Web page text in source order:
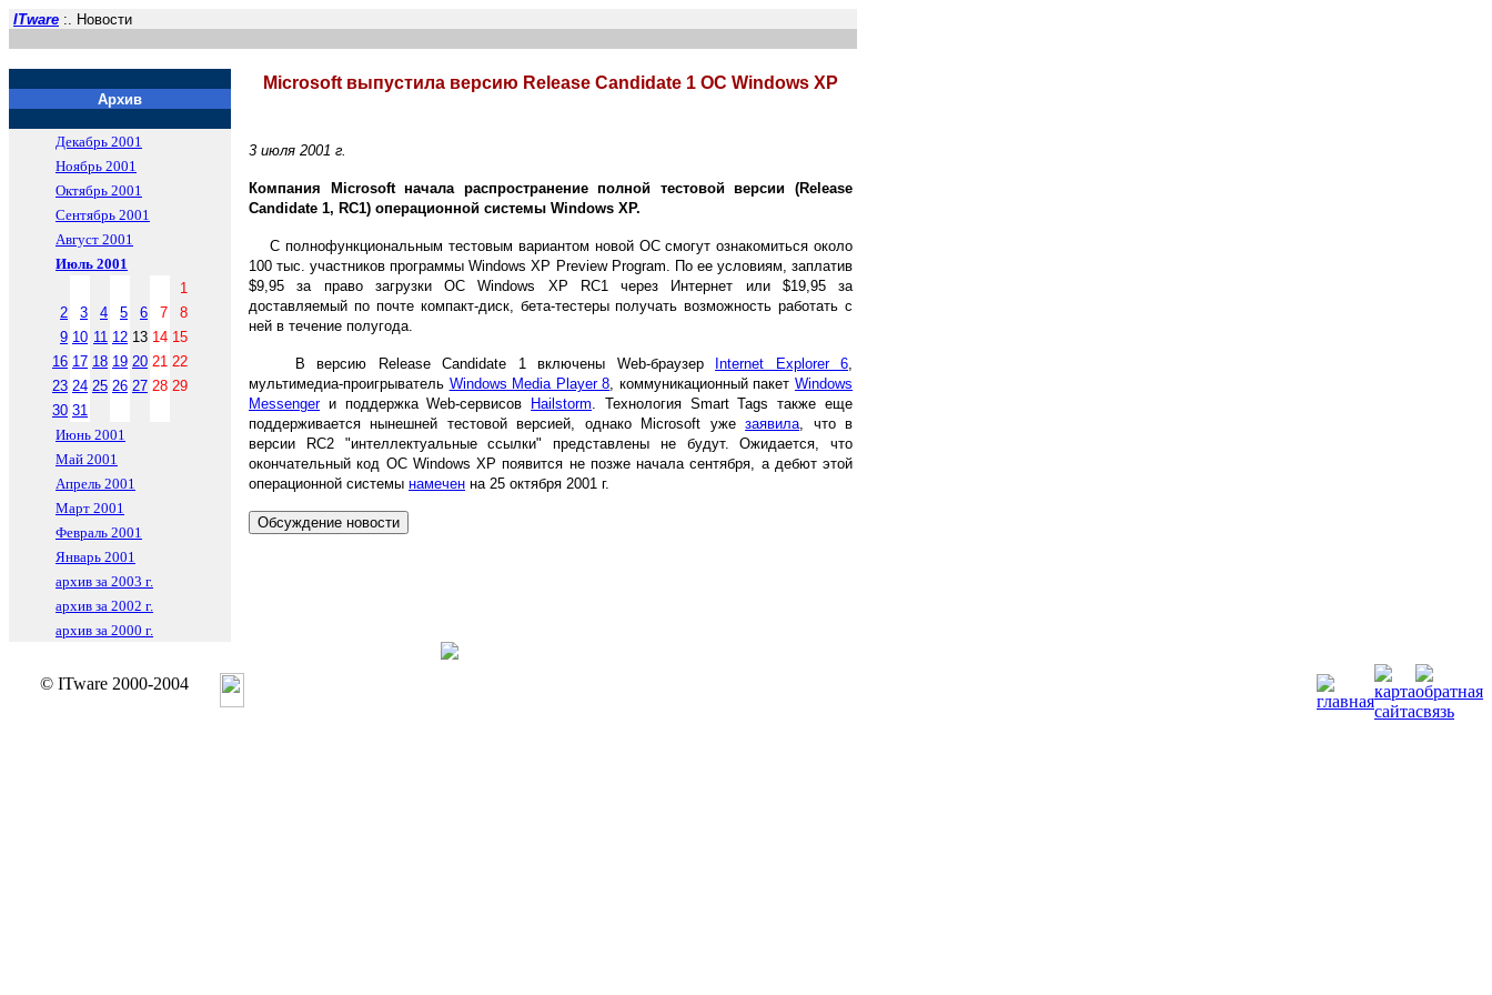
ITware :. Новости
Архив
Декабрь 2001
Ноябрь 2001
Октябрь 2001
Сентябрь 2001
Август 2001
Июль 2001
1
2
3 4 5 6 7
8
9 10 11 12 13 14 15
16 17 18 19 20 21 22
23 24 25 26 27 28 29
30 31
Июнь 2001
Май 2001
Апрель 2001
Март 2001
Февраль 2001
Январь 2001
архив за 2003 г.
архив за 2002 г.
архив за 2000 г.
Microsoft выпустила версию Release Candidate 1 ОС Windows XP
3 июля 2001 г.
Компания Microsoft начала распространение полной тестовой версии (Release
Candidate 1, RC1) операционной системы Windows XP.
С полнофункциональным тестовым вариантом новой ОС смогут ознакомиться около
100 тыс. участников программы Windows XP Preview Program. По ее условиям, заплатив
$9,95 за право загрузки ОС Windows XP RC1 через Интернет или $19,95 за
доставляемый по почте компакт-диск, бета-тестеры получать возможность работать с
ней в течение полугода.
В версию Release Candidate 1 включены Web-браузер Internet Explorer 6,
мультимедиа-проигрыватель Windows Media Player 8, коммуникационный пакетWindows
Messengerи поддержка Web-сервисов Hailstorm. Технология Smart Tags также еще
поддерживается нынешней тестовой версией, однако Microsoft ужезаявила, что в
версии RC2 "интеллектуальные ссылки" представлены не будут. Ожидается, что
окончательный код OC Windows XP появится не позже начала сентября, а дебют этой
операционной системы намечен на 25 октября 2001 г.
© ITware 2000-2004